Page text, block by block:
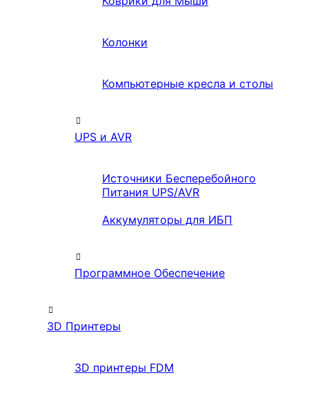
Колонки
Компьютерные кресла и столы
UPS и AVR
Источники Бесперебойного
Питания UPS/AVR
Аккумуляторы для ИБП
Программное Обеспечение
3D Принтеры
3D принтеры FDM